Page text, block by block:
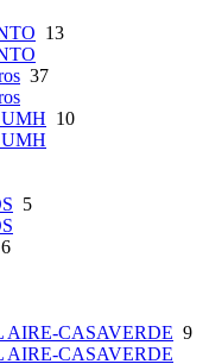
13
37
10
5
6
AIRE-CASAVERDE 9
AIRE-CASAVERDE